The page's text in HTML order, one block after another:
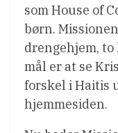
som House of
børn.
drengehjem, to
mål er at se
forskel i Haitis
hjemmesiden.